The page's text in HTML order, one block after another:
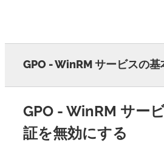
GPO - WinRM サービスの
GPO - WinRM サー
証を無効にする